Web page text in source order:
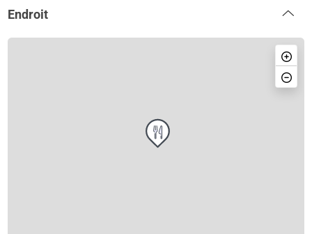
Endroit